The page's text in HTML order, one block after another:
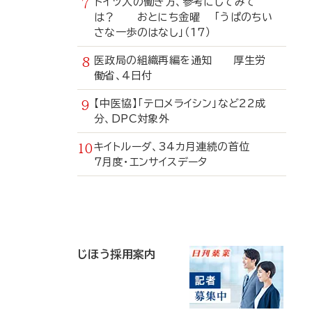
は？ おとにち金曜 「うぱのちい
さな一歩のはなし」（17）
医政局の組織再編を通知 厚生労
働省、4日付
【中医協】「テロメライシン」など22成
分、DPC対象外
キイトルーダ、34カ月連続の首位
7月度・エンサイスデータ
じほう採用案内